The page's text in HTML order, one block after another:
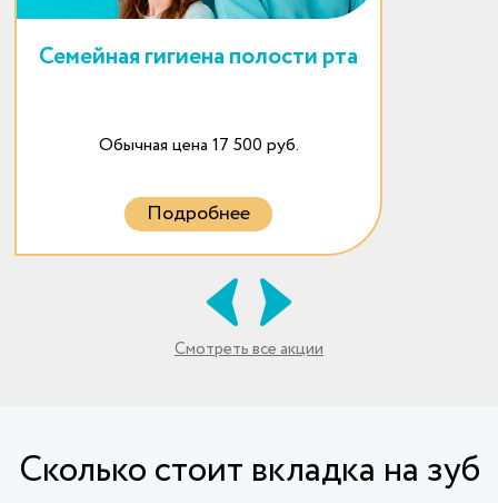
Смотреть все акции
Семейная гигиена полости рта
Обычная цена 17 500 руб.
Подробнее
Cколько стоит вкладка на зуб